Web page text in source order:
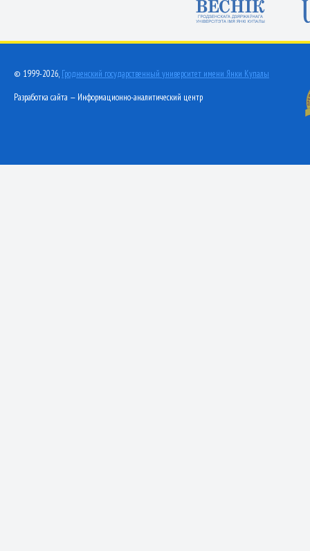
© 1999-2026, Гродненский государственный университет имени Янки Купалы
Разработка сайта — Информационно-аналитический центр